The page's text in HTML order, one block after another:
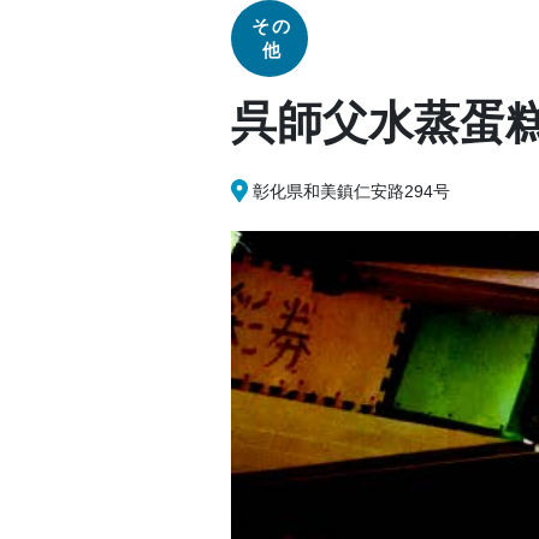
その
他
呉師父水蒸蛋
彰化県和美鎮仁安路294号